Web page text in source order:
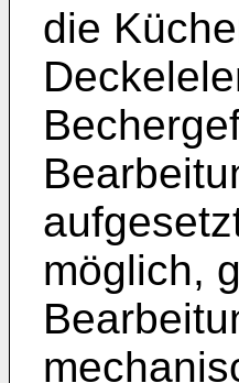
die
möglich,